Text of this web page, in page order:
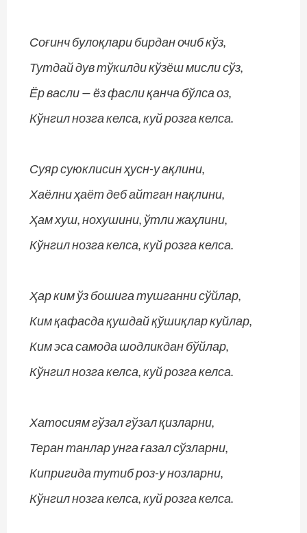
Соғинч булоқлари бирдан очиб кўз,
Тутдай дув тўкилди кўзёш мисли сўз,
Ёр васли — ёз фасли қанча бўлса оз,
Кўнгил нозга келса, куй розга келса.
Суяр суюклисин ҳусн-у ақлини,
Хаёлни ҳаёт деб айтган нақлини,
Ҳам хуш, нохушини, ўтли жаҳлини,
Кўнгил нозга келса, куй розга келса.
Ҳар ким ўз бошига тушганни сўйлар,
Ким қафасда қушдай қўшиқлар куйлар,
Ким эса самода шодликдан бўйлар,
Кўнгил нозга келса, куй розга келса.
Хатосиям гўзал гўзал қизларни,
Теран танлар унга ғазал сўзларни,
Кипригида тутиб роз-у нозларни,
Кўнгил нозга келса, куй розга келса.